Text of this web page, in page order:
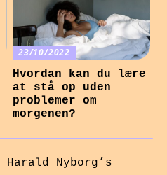
23/10/2022
Hvordan kan du lære
at stå op uden
problemer om
morgenen?
Harald Nyborg’s